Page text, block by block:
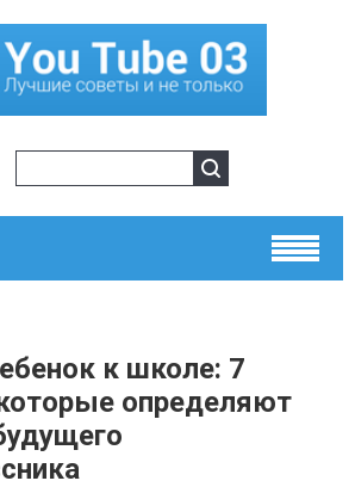
к школе: 7
определяют